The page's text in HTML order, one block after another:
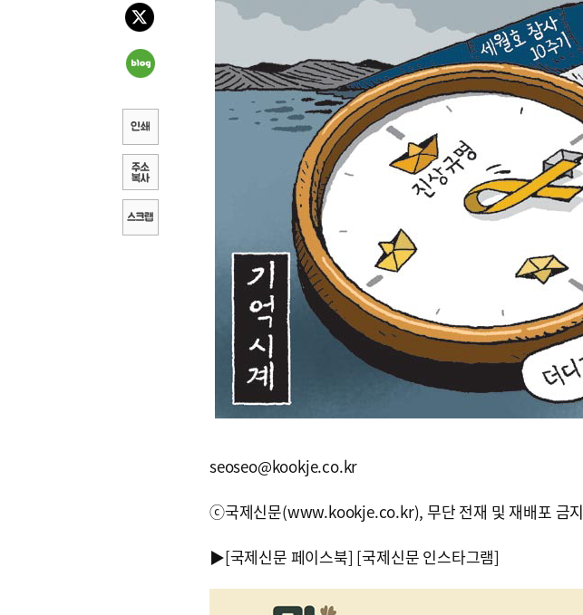
seoseo@kookje.co.kr
ⓒ국제신문(www.kookje.co.kr), 무단 전재 및 재배포 금지
▶[국제신문 페이스북] [국제신문 인스타그램]